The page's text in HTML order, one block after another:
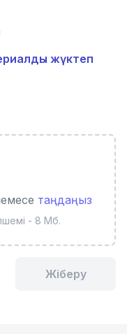
жүктеп
таңдаңыз
- 8 Мб.
Жіберу